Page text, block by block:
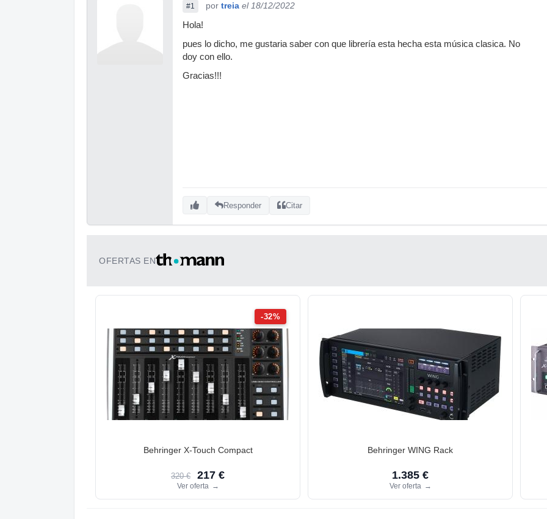
#1 por treia el 18/12/2022
Hola!
pues lo dicho, me gustaria saber con que librería esta hecha esta música clasica. No
doy con ello.
Gracias!!!
Responder Citar
OFERTAS EN
-32%
Behringer X-Touch Compact
320 € 217 €
Ver oferta →
Behringer WING Rack
1.385 €
Ver oferta →